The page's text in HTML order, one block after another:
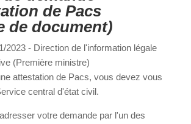
demande
de Pacs
de document)
2023 - Direction de l'information
(Première ministre)
attestation de Pacs, vous devez